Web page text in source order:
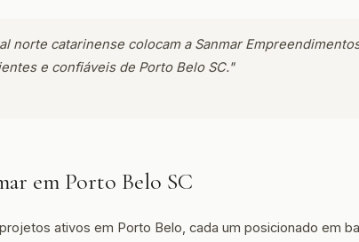
norte catarinense colocam a Sanmar
e confiáveis de Porto Belo SC."
em Porto Belo SC
ativos em Porto Belo, cada um posicionado em